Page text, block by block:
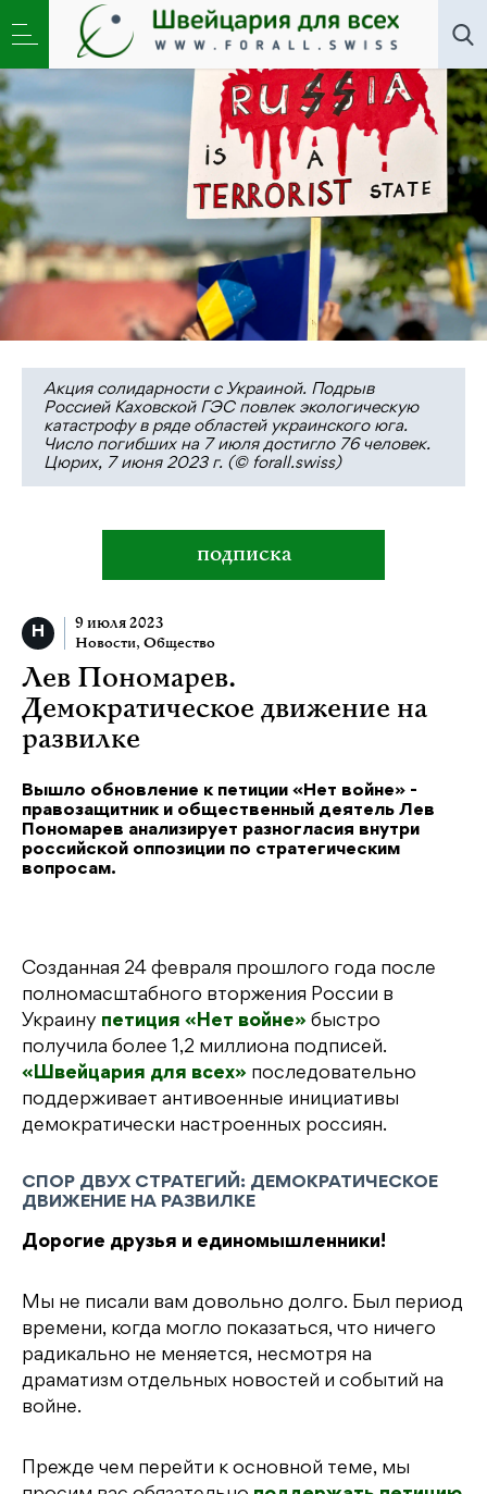
Новости,Общество»Лев Пономарев.
Демократическое движение на развилке
Акция солидарности с Украиной. Подрыв
Россией Каховской ГЭС повлек экологическую
катастрофу в ряде областей украинского юга.
Число погибших на 7 июля достигло 76 человек.
Цюрих, 7 июня 2023 г. (© forall.swiss)
подписка
9 июля 2023
Новости, Общество
Лев Пономарев.
Демократическое движение на
развилке
Вышло обновление к петиции «Нет войне» -
правозащитник и общественный деятель Лев
Пономарев анализирует разногласия внутри
российской оппозиции по стратегическим
вопросам.
Созданная 24 февраля прошлого года после
полномасштабного вторжения России в
Украину петиция «Нет войне» быстро
получила более 1,2 миллиона подписей.
«Швейцария для всех» последовательно
поддерживает антивоенные инициативы
демократически настроенных россиян.
СПОР ДВУХ СТРАТЕГИЙ: ДЕМОКРАТИЧЕСКОЕ
ДВИЖЕНИЕ НА РАЗВИЛКЕ
Дорогие друзья и единомышленники!
Мы не писали вам довольно долго. Был период
времени, когда могло показаться, что ничего
радикально не меняется, несмотря на
драматизм отдельных новостей и событий на
войне.
Прежде чем перейти к основной теме, мы